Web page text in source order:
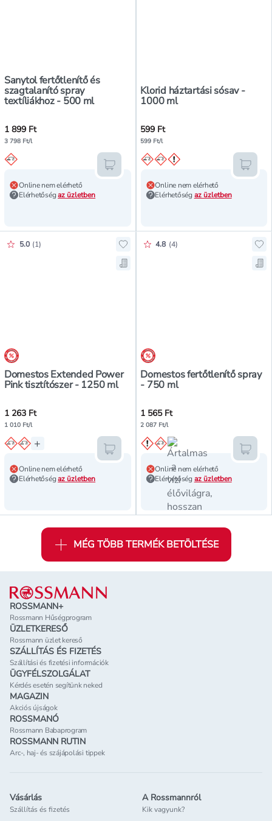
Sanytol fertőtlenítő és
szagtalanító spray
textíliákhoz - 500 ml
1 899 Ft
3 798 Ft/l
Online nem elérhető
Elérhetőségaz üzletben
Kosárba teszem
Klorid háztartási sósav -
1000 ml
599 Ft
599 Ft/l
Online nem elérhető
Elérhetőség az üzletben
árréscsökkentés
Domestos Extended Power
Pink tisztítószer - 1250 ml
Értékelés pontszáma:
5.0 (1)
Hozzáadás a kedvencekhez,
Mentés a bevásárló listára,
1 263 Ft
1 010 Ft/l
Online nem elérhető
Elérhetőségaz üzletben
+
Kosárba teszem
árréscsökkentés
Domestos fertőtlenítő spray
- 750 ml
Értékelés pontszáma:
4.8 (4)
1 565 Ft
2 087 Ft/l
Online nem elérhető
Elérhetőség az üzletben
MÉG TÖBB TERMÉK BETÖLTÉSE
Lábléc
ROSSMANN+
Rossmann Hűségprogram
ÜZLETKERESŐ
Rossmann üzlet kereső
SZÁLLÍTÁS ÉS FIZETÉS
Szállítási és fizetési információk
ÜGYFÉLSZOLGÁLAT
Kérdés esetén segítünk neked
MAGAZIN
Akciós újságok
ROSSMANÓ
Rossmann Babaprogram
ROSSMANN RUTIN
Arc-, haj- és szájápolási tippek
Vásárlás
Szállítás és fizetés
A Rossmannról
Kik vagyunk?